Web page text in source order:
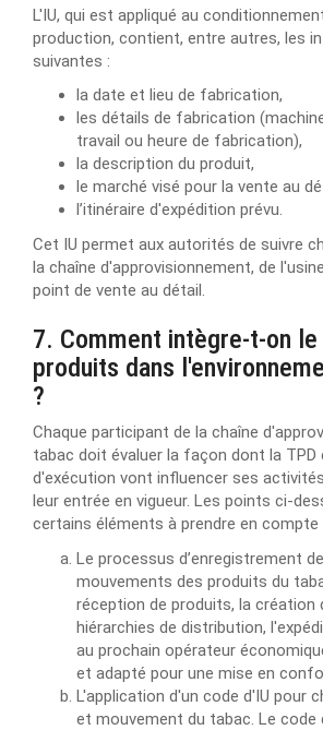
L'IU, qui est appliqué au
production, contient, entre autres, les
suivantes :
la date et lieu de fabrication,
les détails de fabrication
travail ou heure de fabrication),
la description du produit,
le marché visé pour la vente au
l’itinéraire d'expédition prévu.
Cet IU permet aux autorités de suivre
la chaîne d'approvisionnement, de
point de vente au détail.
7. Comment intègre-t-on
produits dans
?
Chaque participant de la chaîne
tabac doit évaluer la façon dont la
d'exécution vont influencer ses
leur entrée en vigueur. Les points ci-
certains éléments à prendre en compte
Le processus d’enregistrement
mouvements des produits du
réception de produits, la création
hiérarchies de distribution,
au prochain opérateur
et adapté pour une mise en
L'application d'un code d'IU pour
et mouvement du tabac. Le code